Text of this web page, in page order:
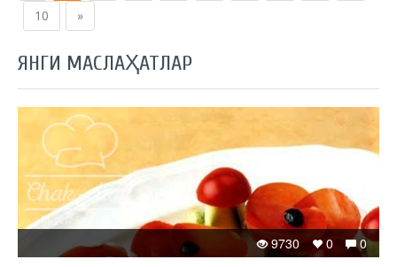
10
»
ЯНГИ МАСЛАҲАТЛАР
0
0
9730